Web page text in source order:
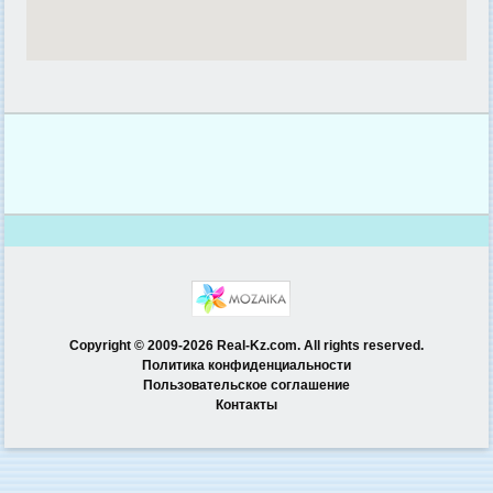
Copyright © 2009-2026 Real-Kz.com. All rights reserved.
Политика конфиденциальности
Пользовательское соглашение
Контакты